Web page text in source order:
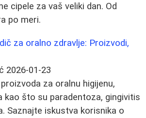
cipele za vaš veliki dan. Od
po meri.
za oralno zdravlje: Proizvodi,
2026-01-23
za oralnu higijenu,
kao što su paradentoza, gingivitis
Saznajte iskustva korisnika o